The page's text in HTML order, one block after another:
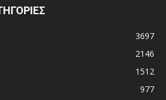
3697
2146
1512
977